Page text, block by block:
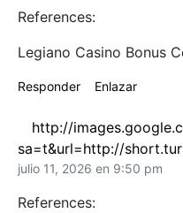
References:
Legiano Casino Bonus
Responder Enlazar
http://
sa=t&url=http://
julio 11, 2026 en 9:50 pm
References: